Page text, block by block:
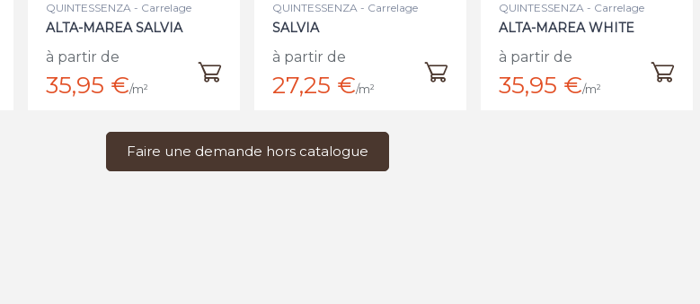
QUINTESSENZA - Carrelage
ALTA-MAREA SALVIA
à partir de
35,95 €/m²
QUINTESSENZA - Carrelage
SALVIA
à partir de
27,25 €/m²
QUINTESSENZA - Carrelage
ALTA-MAREA WHITE
à partir de
35,95 €/m²
Faire une demande hors catalogue